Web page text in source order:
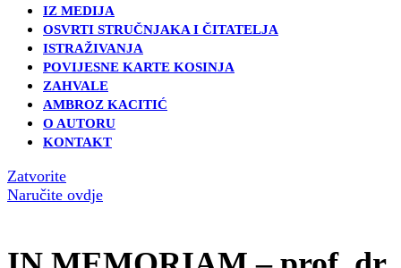
IZ MEDIJA
OSVRTI STRUČNJAKA I ČITATELJA
ISTRAŽIVANJA
POVIJESNE KARTE KOSINJA
ZAHVALE
AMBROZ KACITIĆ
O AUTORU
KONTAKT
ZatvoriteClose
Menu('Close
agent');
Naručite ovdjeNaručite